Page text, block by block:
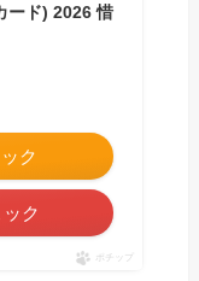
ード) 2026 惜
ク
ク
ポチップ